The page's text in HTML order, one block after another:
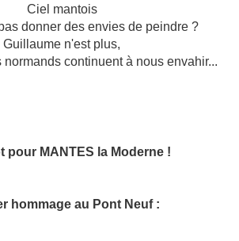
Ciel mantois
donner des envies de peindre ?
Guillaume n'est plus,
normands continuent à nous envahir...
pour MANTES la Moderne !
hommage au Pont Neuf :